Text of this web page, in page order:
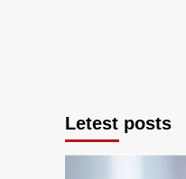
Letest posts